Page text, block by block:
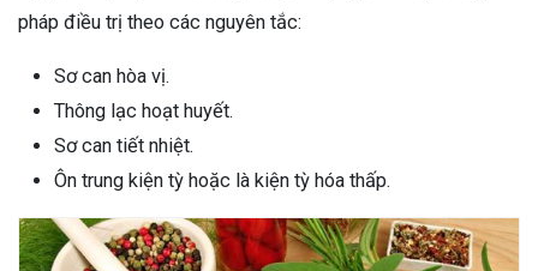
pháp điều trị theo các nguyên tắc:
Sơ can hòa vị.
Thông lạc hoạt huyết.
Sơ can tiết nhiệt.
Ôn trung kiện tỳ hoặc là kiện tỳ hóa thấp.